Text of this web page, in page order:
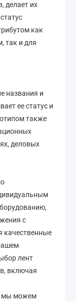
делает их
как
так и для
названия и
ее статус и
также
деловых
с
качественные
лент
включая
мы можем